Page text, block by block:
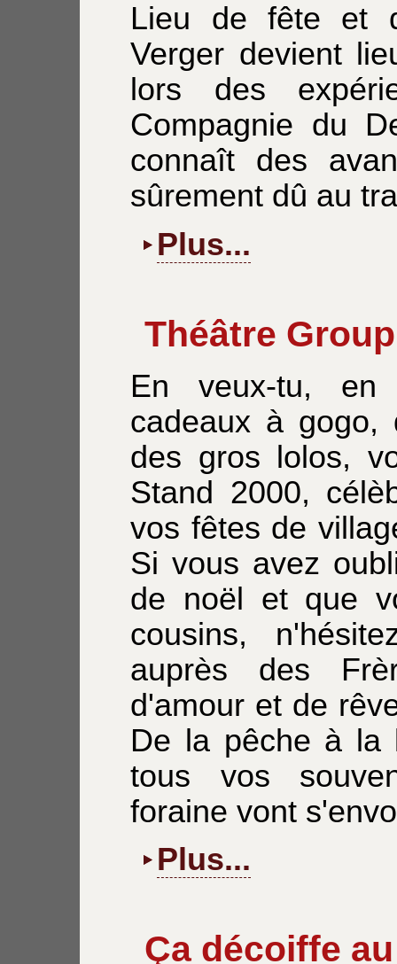
Lieu de fête et
Verger devient
lors des
Compagnie du
connaît des
sûrement dû au
Plus...
Théâtre
En veux-tu,
cadeaux à gogo,
des gros lolos,
Stand 2000,
vos fêtes de
Si vous avez
de noël et que
cousins,
auprès des
d'amour et de
De la pêche à la
tous vos
foraine vont
Plus...
Ça décoiffe